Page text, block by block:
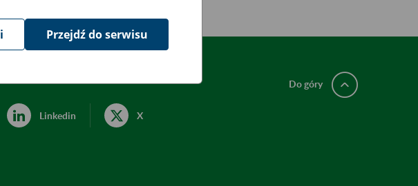
Linkedin X
Do góry
Przejdź do serwisu